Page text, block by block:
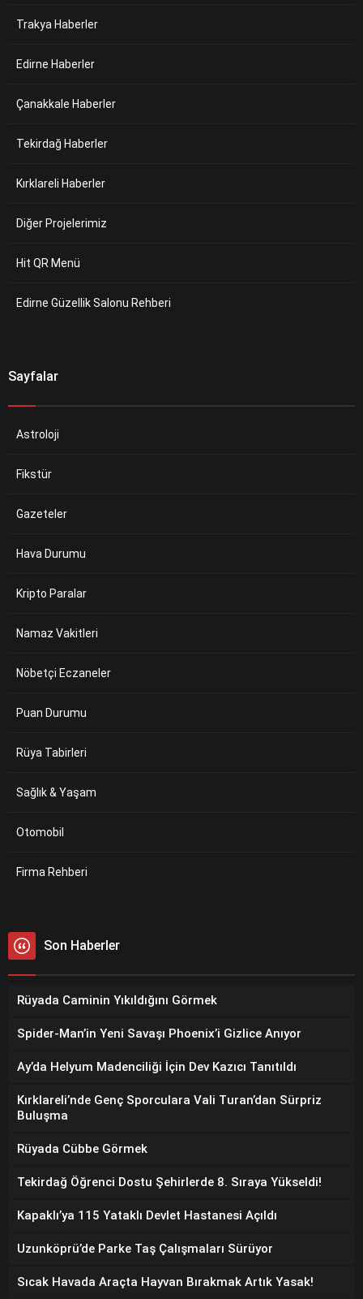
Trakya Haberler
Edirne Haberler
Çanakkale Haberler
Tekirdağ Haberler
Kırklareli Haberler
Diğer Projelerimiz
Hit QR Menü
Edirne Güzellik Salonu Rehberi
Sayfalar
Astroloji
Fikstür
Gazeteler
Hava Durumu
Kripto Paralar
Namaz Vakitleri
Nöbetçi Eczaneler
Puan Durumu
Rüya Tabirleri
Sağlık & Yaşam
Otomobil
Firma Rehberi
Son Haberler
Rüyada Caminin Yıkıldığını Görmek
Spider-Man’in Yeni Savaşı Phoenix’i Gizlice Anıyor
Ay’da Helyum Madenciliği İçin Dev Kazıcı Tanıtıldı
Kırklareli’nde Genç Sporculara Vali Turan’dan Sürpriz
Buluşma
Rüyada Cübbe Görmek
Tekirdağ Öğrenci Dostu Şehirlerde 8. Sıraya Yükseldi!
Kapaklı’ya 115 Yataklı Devlet Hastanesi Açıldı
Uzunköprü’de Parke Taş Çalışmaları Sürüyor
Sıcak Havada Araçta Hayvan Bırakmak Artık Yasak!